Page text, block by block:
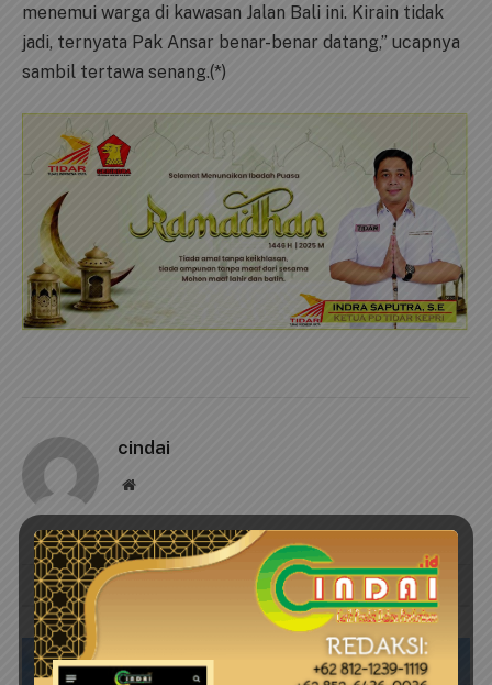
menemui warga di kawasan Jalan Bali ini. Kirain tidak
jadi, ternyata Pak Ansar benar-benar datang,” ucapnya
sambil tertawa senang.(*)
cindai
Website
RELATEDPOSTS